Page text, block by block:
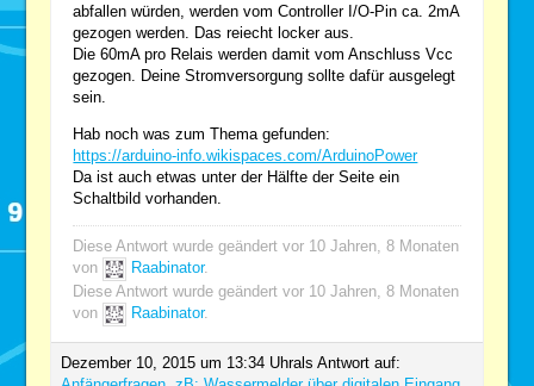
abfallen würden, werden vom Controller I/O-Pin ca. 2mA
gezogen werden. Das reiecht locker aus.
Die 60mA pro Relais werden damit vom Anschluss Vcc
gezogen. Deine Stromversorgung sollte dafür ausgelegt
sein.
Hab noch was zum Thema gefunden:
https://arduino-info.wikispaces.com/ArduinoPower
Da ist auch etwas unter der Hälfte der Seite ein
Schaltbild vorhanden.
Diese Antwort wurde geändert vor 10 Jahren, 8 Monaten
von
Raabinator.
Diese Antwort wurde geändert vor 10 Jahren, 8 Monaten
von
Raabinator.
Dezember 10, 2015 um 13:34 Uhrals Antwort auf: